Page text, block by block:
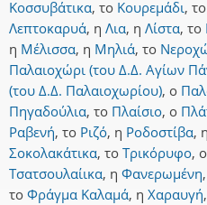
Κοσσυβάτικα, το Κουρεμάδι, το
Λεπτοκαρυά, η Λια, η Λίστα, το
η Μέλισσα, η Μηλιά, το
Παλαιοχώρι (του Δ.Δ. Αγίων
(του Δ.Δ. Παλαιοχωρίου), ο
Πηγαδούλια, το Πλαίσιο, ο
Ραβενή, το Ριζό, η Ροδοστίβα, η
Σοκολακάτικα, το Τρικόρυφο, ο
Τσατσουλαίικα, η Φανερωμένη,
το Φράγμα Καλαμά, η Χαραυγή,